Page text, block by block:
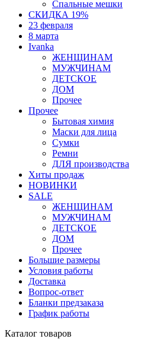
Спальные мешки
СКИДКА 19%
23 февраля
8 марта
Ivanka
ЖЕНЩИНАМ
МУЖЧИНАМ
ДЕТСКОЕ
ДОМ
Прочее
Прочее
Бытовая химия
Маски для лица
Сумки
Ремни
ДЛЯ производства
Хиты продаж
НОВИНКИ
SALE
ЖЕНЩИНАМ
МУЖЧИНАМ
ДЕТСКОЕ
ДОМ
Прочее
Большие размеры
Условия работы
Доставка
Вопрос-ответ
Бланки предзаказа
График работы
Каталог товаров